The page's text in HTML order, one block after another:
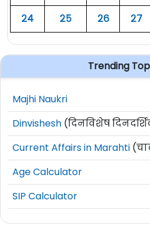
२४
२५ २६ २७
Trending
Majhi Naukri
Dinvishesh (दिनविशेष
Current Affairs in Marahti
Age Calculator
SIP Calculator